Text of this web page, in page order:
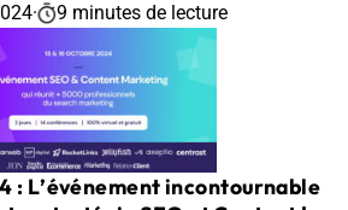
· 9 minutes de lecture
: L’événement incontournable